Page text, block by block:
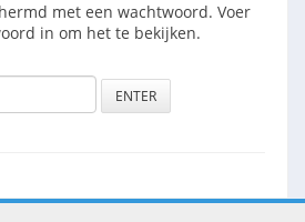
met een wachtwoord. Voer
in om het te bekijken.